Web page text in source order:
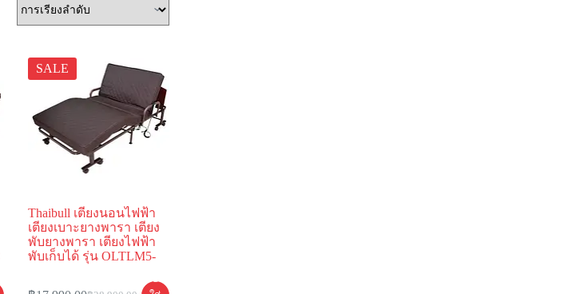
SALE
Thaibull เตียงนอนไฟฟ้า
เตียงเบาะยางพารา เตียง
พับยางพารา เตียงไฟฟ้า
พับเก็บได้ รุ่น OLTLM5-